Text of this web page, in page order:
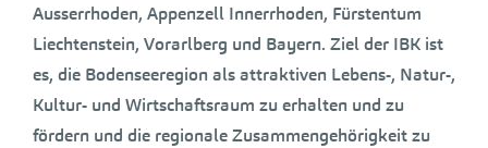
Ausserrhoden, Appenzell Innerrhoden, Fürstentum
Liechtenstein, Vorarlberg und Bayern. Ziel der IBK ist
es, die Bodenseeregion als attraktiven Lebens-, Natur-,
Kultur- und Wirtschaftsraum zu erhalten und zu
fördern und die regionale Zusammengehörigkeit zu